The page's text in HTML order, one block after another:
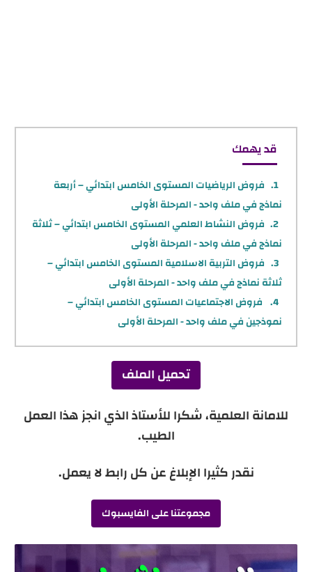
قد يهمك
فروض الرياضيات المستوى الخامس ابتدائي – أربعة
نماذج في ملف واحد - المرحلة الأولى
فروض النشاط العلمي المستوى الخامس ابتدائي – ثلاثة
نماذج في ملف واحد - المرحلة الأولى
فروض التربية الاسلامية المستوى الخامس ابتدائي –
ثلاثة نماذج في ملف واحد - المرحلة الأولى
فروض الاجتماعيات المستوى الخامس ابتدائي –
نموذجين في ملف واحد - المرحلة الأولى
تحميل الملف
للامانة العلمية، شكرا للأستاذ الذي انجز هذا العمل
الطيب.
نقدر كثيرا الإبلاغ عن كل رابط لا يعمل.
مجموعتنا على الفايسبوك